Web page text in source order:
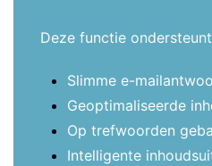
Deze functie
Slimme e-
Geoptimaliseerde
Op trefwoorden
Intelligente